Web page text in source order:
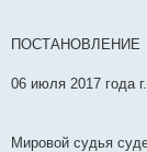
н
ПОСТАНОВЛЕНИЕ
06 июля 2017 года
Мировой судья